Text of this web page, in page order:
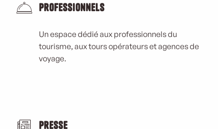
Professionnels
Un espace dédié aux professionnels du
tourisme, aux tours opérateurs et agences de
voyage.
Presse